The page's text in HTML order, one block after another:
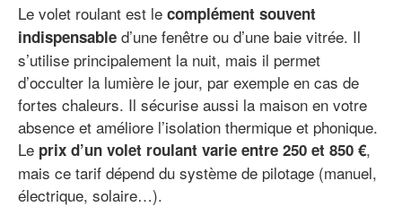
Le volet roulant est le complément souvent
indispensable d’une fenêtre ou d’une baie vitrée. Il
s’utilise principalement la nuit, mais il permet
d’occulter la lumière le jour, par exemple en cas de
fortes chaleurs. Il sécurise aussi la maison en votre
absence et améliore l’isolation thermique et phonique.
Le prix d’un volet roulant varie entre 250 et 850 €,
mais ce tarif dépend du système de pilotage (manuel,
électrique, solaire…).